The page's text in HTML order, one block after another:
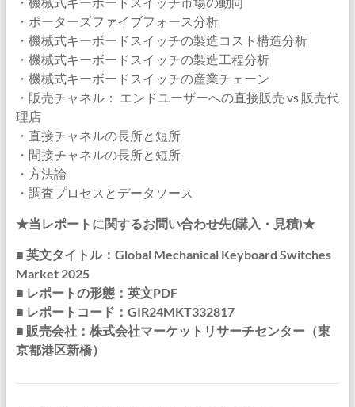
・ポーターズファイブフォース分析
・機械式キーボードスイッチの製造コスト構造分析
・機械式キーボードスイッチの製造工程分析
・機械式キーボードスイッチの産業チェーン
・販売チャネル： エンドユーザーへの直接販売 vs 販売代
理店
・直接チャネルの長所と短所
・間接チャネルの長所と短所
・方法論
・調査プロセスとデータソース
★当レポートに関するお問い合わせ先(購入・見積)★
■ 英文タイトル：Global Mechanical Keyboard Switches
Market 2025
■ レポートの形態：英文PDF
■ レポートコード：GIR24MKT332817
■ 販売会社：株式会社マーケットリサーチセンター（東
京都港区新橋）